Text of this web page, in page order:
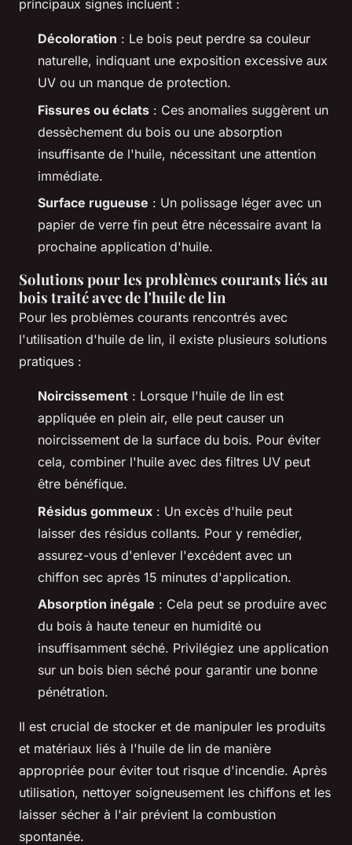
principaux signes incluent :
Décoloration : Le bois peut perdre sa couleur
naturelle, indiquant une exposition excessive aux
UV ou un manque de protection.
Fissures ou éclats : Ces anomalies suggèrent un
dessèchement du bois ou une absorption
insuffisante de l'huile, nécessitant une attention
immédiate.
Surface rugueuse : Un polissage léger avec un
papier de verre fin peut être nécessaire avant la
prochaine application d'huile.
Solutions pour les problèmes courants liés au
bois traité avec de l'huile de lin
Pour les problèmes courants rencontrés avec
l'utilisation d'huile de lin, il existe plusieurs solutions
pratiques :
Noircissement : Lorsque l'huile de lin est
appliquée en plein air, elle peut causer un
noircissement de la surface du bois. Pour éviter
cela, combiner l'huile avec des filtres UV peut
être bénéfique.
Résidus gommeux : Un excès d'huile peut
laisser des résidus collants. Pour y remédier,
assurez-vous d'enlever l'excédent avec un
chiffon sec après 15 minutes d'application.
Absorption inégale : Cela peut se produire avec
du bois à haute teneur en humidité ou
insuffisamment séché. Privilégiez une application
sur un bois bien séché pour garantir une bonne
pénétration.
Il est crucial de stocker et de manipuler les produits
et matériaux liés à l'huile de lin de manière
appropriée pour éviter tout risque d'incendie. Après
utilisation, nettoyer soigneusement les chiffons et les
laisser sécher à l'air prévient la combustion
spontanée.